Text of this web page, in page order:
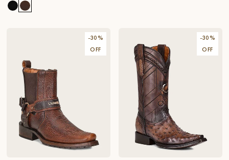
-30%
OFF
-30%
OFF